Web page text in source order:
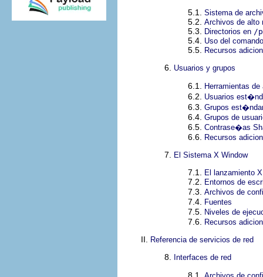
5.1. Sistema de
5.2. Archivos de alto
5.3. Directorios en /
5.4. Uso del
5.5. Recursos
6. Usuarios y grupos
6.1. Herramientas
6.2. Usuarios
6.3. Grupos
6.4. Grupos de
6.5. Contrase�as
6.6. Recursos
7. El Sistema X Window
7.1. El lanzamiento
7.2. Entornos de
7.3. Archivos de
7.4. Fuentes
7.5. Niveles de
7.6. Recursos
II. Referencia de servicios de red
8. Interfaces de red
8.1.